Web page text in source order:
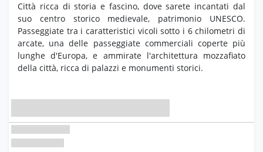
Città ricca di storia e fascino, dove sarete incantati dal
suo centro storico medievale, patrimonio UNESCO.
Passeggiate tra i caratteristici vicoli sotto i 6 chilometri di
arcate, una delle passeggiate commerciali coperte più
lunghe d'Europa, e ammirate l'architettura mozzafiato
della città, ricca di palazzi e monumenti storici.